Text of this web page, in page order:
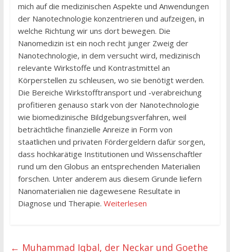
mich auf die medizinischen Aspekte und Anwendungen
der Nanotechnologie konzentrieren und aufzeigen, in
welche Richtung wir uns dort bewegen. Die
Nanomedizin ist ein noch recht junger Zweig der
Nanotechnologie, in dem versucht wird, medizinisch
relevante Wirkstoffe und Kontrastmittel an
Körperstellen zu schleusen, wo sie benötigt werden.
Die Bereiche Wirkstofftransport und -verabreichung
profitieren genauso stark von der Nanotechnologie
wie biomedizinische Bildgebungsverfahren, weil
beträchtliche finanzielle Anreize in Form von
staatlichen und privaten Fördergeldern dafür sorgen,
dass hochkarätige Institutionen und Wissenschaftler
rund um den Globus an entsprechenden Materialien
forschen. Unter anderem aus diesem Grunde liefern
Nanomaterialien nie dagewesene Resultate in
Diagnose und Therapie. Weiterlesen
← Muhammad Iqbal, der Neckar und Goethe